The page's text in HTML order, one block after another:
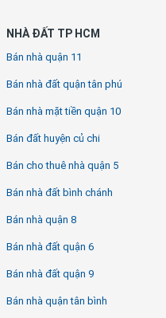
NHÀ ĐẤT TP HCM
Bán nhà quận 11
Bán nhà đất quận tân phú
Bán nhà mặt tiền quận 10
Bán đất huyện củ chi
Bán cho thuê nhà quận 5
Bán nhà đất bình chánh
Bán nhà quận 8
Bán nhà đất quận 6
Bán nhà đất quận 9
Bán nhà quận tân bình